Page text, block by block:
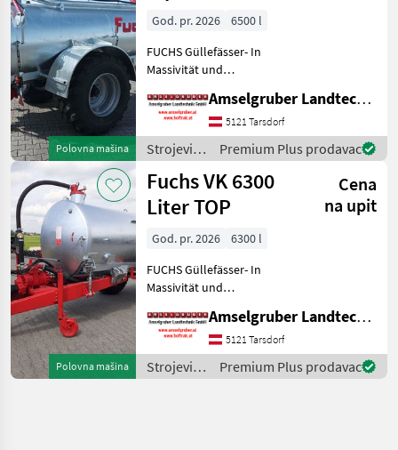
/ Fuchs
Polovna mašina
God. pr. 2026
6500 l
FUCHS Güllefässer- In
Massivität und
(Stärkste Materialstärken +
Beste Materialen und Beste
Komponenten der
führenden TOP Hersteller!)
Sei
Amselgruber Landtechnik GmbH
5121 Tarsdorf
Strojevi
za
đubrenje,
gnojenje i
navodnjavanje
/ Fuchs
Premium Plus prodavac
Polovna mašina
Fuchs VK 6300
Liter TOP
Cena
na upit
God. pr. 2026
6300 l
FUCHS Güllefässer- In
Massivität und
(Stärkste Materialstärken +
Beste Materialen und Beste
Komponenten der
führenden TOP Hersteller!)
Amselgruber Landtechnik GmbH
5121 Tarsdorf
Strojevi
za
Premium Plus prodavac